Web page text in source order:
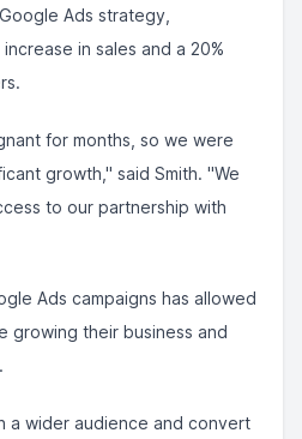
Ads strategy,
in sales and a 20%
for months, so we were
growth," said Smith. "We
to our partnership with
Ads campaigns has allowed
growing their business and
a wider audience and convert